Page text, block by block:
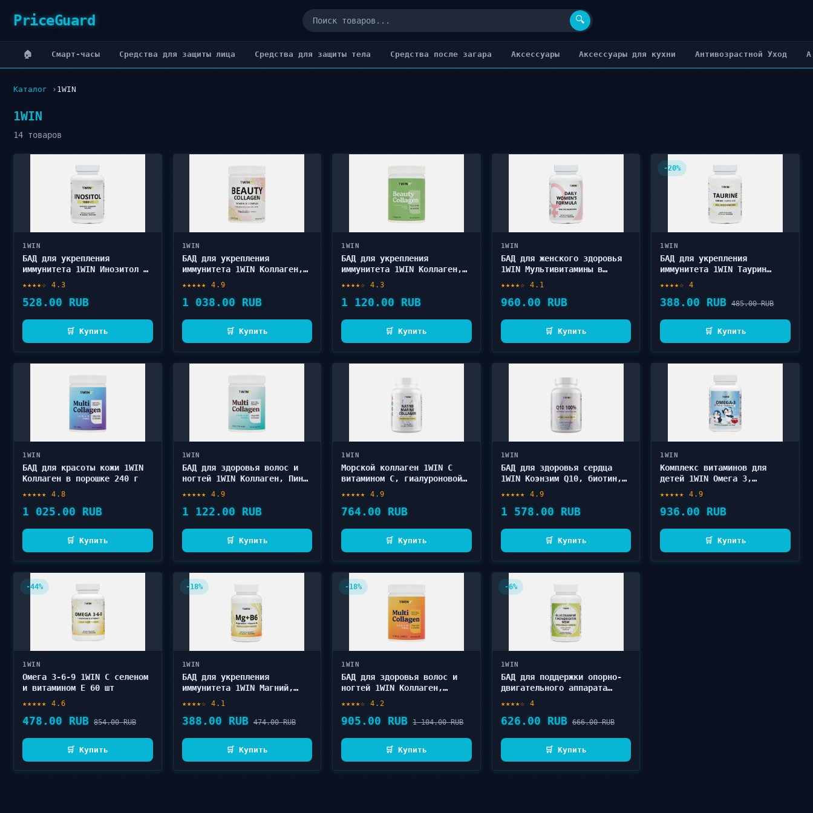
PriceGuard 🔍
🏠 Cмарт-часы Cредства для защиты лица Cредства для защиты тела Cредства после загара Аксессуары Аксессуары для кухни Антивозрастной Уход
Каталог 1WIN
1WIN
14 товаров
1WIN
БАД для укрепления
иммунитета 1WIN Инозитол в
капсулах 90 шт
★★★★☆ 4.3
528.00 RUB
🛒 Купить
1WIN
БАД для укрепления
иммунитета 1WIN Коллаген,
Комплекс витаминов B в
★★★★★ 4.9
1 038.00 RUB
🛒 Купить
1WIN
БАД для укрепления
иммунитета 1WIN Коллаген,
Комплекс витаминов B в
★★★★☆ 4.3
1 120.00 RUB
🛒 Купить
1WIN
БАД для женского здоровья
1WIN Мультивитамины в
капсулах 90 шт
★★★★☆ 4.1
960.00 RUB
🛒 Купить
-20%
1WIN
БАД для укрепления
иммунитета 1WIN Таурин
1200 мг в капсулах 90 шт
★★★★☆ 4
388.00 RUB 485.00 RUB
🛒 Купить
1WIN
БАД для красоты кожи 1WIN
Коллаген в порошке 240 г
★★★★★ 4.8
1 025.00 RUB
🛒 Купить
1WIN
БАД для здоровья волос и
ногтей 1WIN Коллаген, Пина
Колада в порошке 240 г
★★★★★ 4.9
1 122.00 RUB
🛒 Купить
1WIN
Морской коллаген 1WIN С
витамином C, гиалуроновой
кислотой в капсулах 60 шт
★★★★★ 4.9
764.00 RUB
🛒 Купить
1WIN
БАД для здоровья сердца
1WIN Коэнзим Q10, биотин,
фолиевая кислота 60 шт
★★★★★ 4.9
1 578.00 RUB
🛒 Купить
1WIN
Комплекс витаминов для
детей 1WIN Омега 3,
витамин D3, витамин E в
★★★★★ 4.9
936.00 RUB
🛒 Купить
-44%
1WIN
Омега 3-6-9 1WIN С селеном
и витамином Е 60 шт
★★★★★ 4.6
478.00 RUB 854.00 RUB
🛒 Купить
-18%
1WIN
БАД для укрепления
иммунитета 1WIN Магний,
Витамин В6 в капсулах 120
★★★★☆ 4.1
388.00 RUB 474.00 RUB
🛒 Купить
-18%
1WIN
БАД для здоровья волос и
ногтей 1WIN Коллаген,
Апероль в порошке 240 г
★★★★☆ 4.2
905.00 RUB 1 104.00 RUB
🛒 Купить
-6%
1WIN
БАД для поддержки опорно-
двигательного аппарата
1WIN Глюкозамин,
шт
★★★★☆ 4
626.00 RUB 666.00 RUB
🛒 Купить